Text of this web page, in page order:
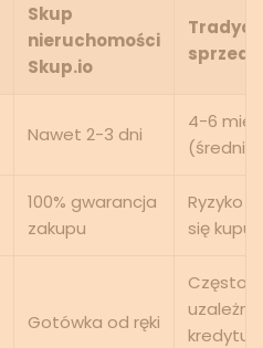
Skup
nieruchomości
Skup.io
Nawet 2-3 dni
4-6
(średnio)
100% gwarancja
zakupu
Ryzyko
się
Gotówka od ręki
Często
kredytu